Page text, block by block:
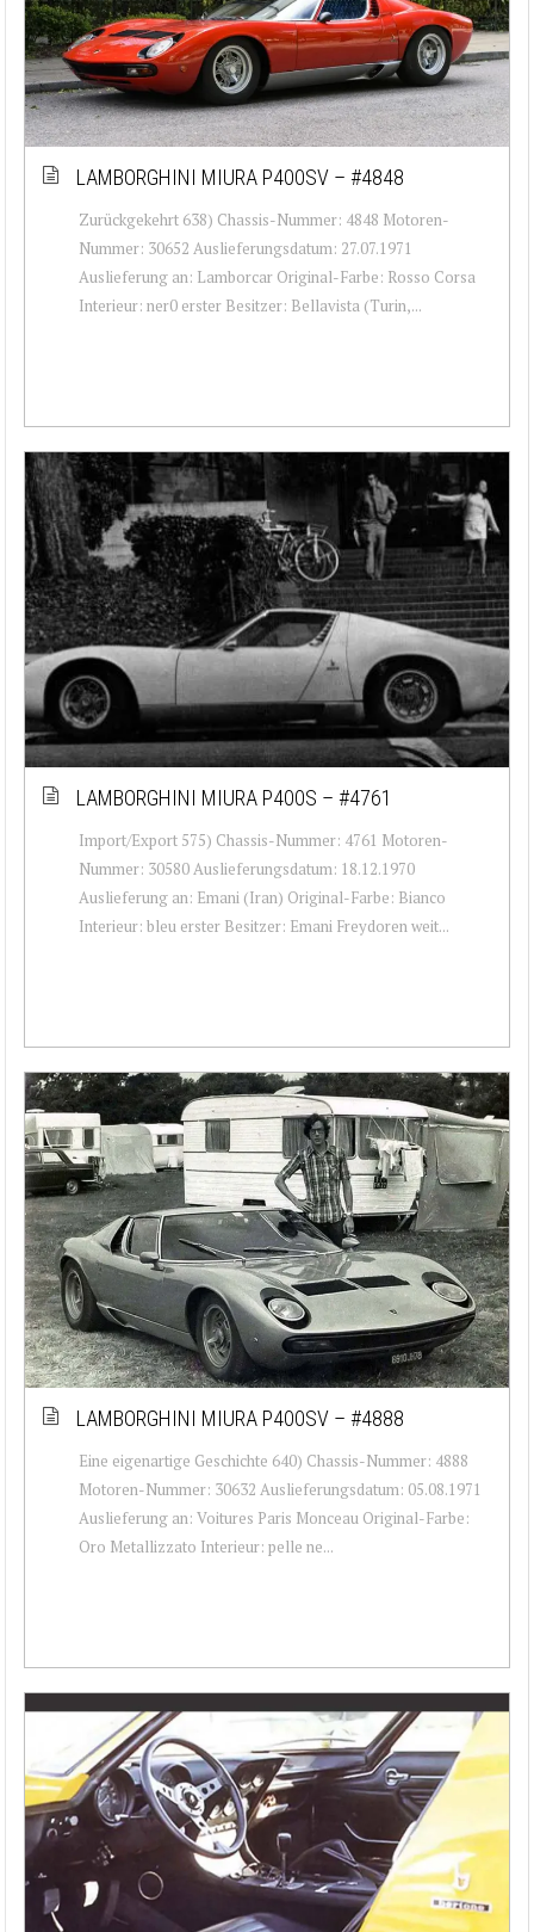
LAMBORGHINI MIURA P400SV – #4848
Zurückgekehrt 638) Chassis-Nummer: 4848 Motoren-
Nummer: 30652 Auslieferungsdatum: 27.07.1971
Auslieferung an: Lamborcar Original-Farbe: Rosso Corsa
Interieur: ner0 erster Besitzer: Bellavista (Turin,...
LAMBORGHINI MIURA P400S – #4761
Import/Export 575) Chassis-Nummer: 4761 Motoren-
Nummer: 30580 Auslieferungsdatum: 18.12.1970
Auslieferung an: Emani (Iran) Original-Farbe: Bianco
Interieur: bleu erster Besitzer: Emani Freydoren weit...
LAMBORGHINI MIURA P400SV – #4888
Eine eigenartige Geschichte 640) Chassis-Nummer: 4888
Motoren-Nummer: 30632 Auslieferungsdatum: 05.08.1971
Auslieferung an: Voitures Paris Monceau Original-Farbe:
Oro Metallizzato Interieur: pelle ne...